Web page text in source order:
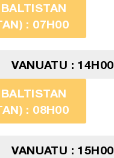
: 07H00
VANUATU : 14H00
: 08H00
VANUATU : 15H00